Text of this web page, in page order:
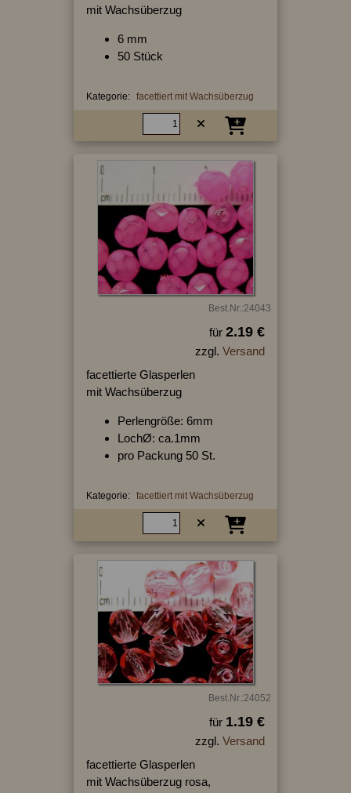
mit Wachsüberzug
6 mm
50 Stück
Kategorie: facettiert mit Wachsüberzug
Best.Nr.:24043
für 2.19 €
zzgl. Versand
facettierte Glasperlen
mit Wachsüberzug
Perlengröße: 6mm
LochØ: ca.1mm
pro Packung 50 St.
Kategorie: facettiert mit Wachsüberzug
Best.Nr.:24052
für 1.19 €
zzgl. Versand
facettierte Glasperlen
mit Wachsüberzug rosa,